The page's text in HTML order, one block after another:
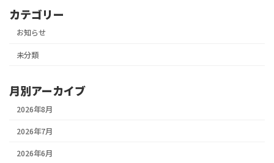
カテゴリー
お知らせ
未分類
月別アーカイブ
2026年8月
2026年7月
2026年6月